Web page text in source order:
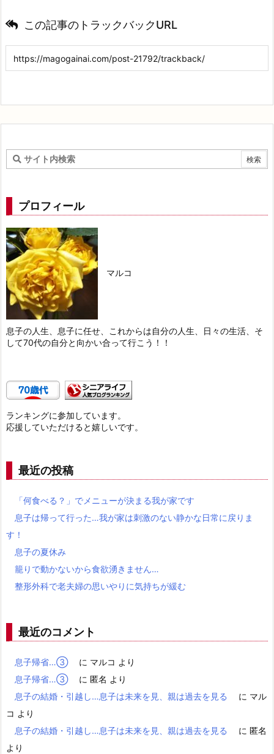
この記事のトラックバックURL
プロフィール
マルコ
息子の人生、息子に任せ、これからは自分の人生、日々の生活、そ
して70代の自分と向かい合って行こう！！
ランキングに参加しています。
応援していただけると嬉しいです。
最近の投稿
「何食べる？」でメニューが決まる我が家です
息子は帰って行った…我が家は刺激のない静かな日常に戻りま
す！
息子の夏休み
籠りで動かないから食欲湧きません…
整形外科で老夫婦の思いやりに気持ちが緩む
最近のコメント
息子帰省…③ に マルコ より
息子帰省…③
に 匿名 より
息子の結婚・引越し…息子は未来を見、親は過去を見る
に マル
コ より
息子の結婚・引越し…息子は未来を見、親は過去を見る
に 匿名
より